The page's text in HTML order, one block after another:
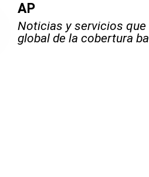
AP
Noticias y servicios que
global de la cobertura